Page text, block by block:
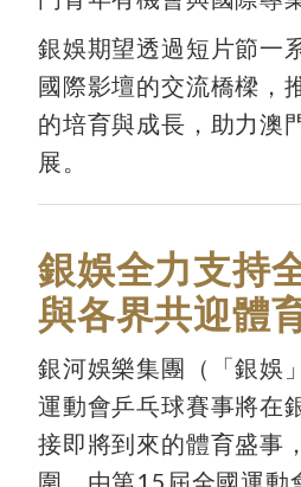
銀娛期望透過短片節一
國際影壇的交流橋樑，
的培育與成長，助力澳
展。
銀娛全力支持
與各界共迎體
銀河娛樂集團（「銀娛
運動會乒乓球賽事將在
接即將到來的體育盛事
圍，由第15屆全國運動